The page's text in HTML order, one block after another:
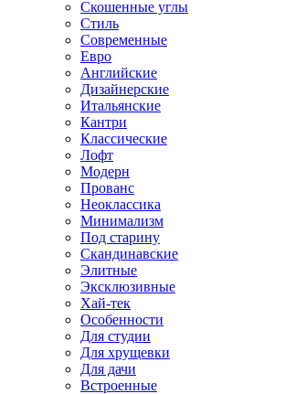
Скошенные углы
Стиль
Современные
Евро
Английские
Дизайнерские
Итальянские
Кантри
Классические
Лофт
Модерн
Прованс
Неоклассика
Минимализм
Под старину
Скандинавские
Элитные
Эксклюзивные
Хай-тек
Особенности
Для студии
Для хрущевки
Для дачи
Встроенные